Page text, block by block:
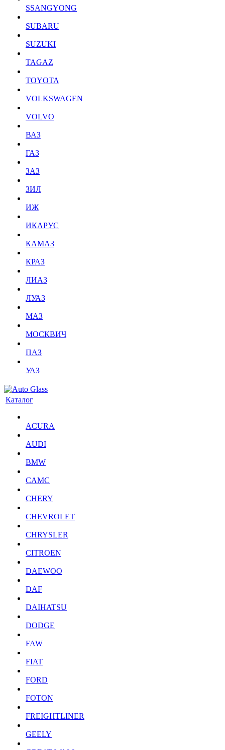
SSANGYONG
SUBARU
SUZUKI
TAGAZ
TOYOTA
VOLKSWAGEN
VOLVO
ВАЗ
ГАЗ
ЗАЗ
ЗИЛ
ИЖ
ИКАРУС
КАМАЗ
КРАЗ
ЛИАЗ
ЛУАЗ
МАЗ
МОСКВИЧ
ПАЗ
УАЗ
Каталог
ACURA
AUDI
BMW
CAMC
CHERY
CHEVROLET
CHRYSLER
CITROEN
DAEWOO
DAF
DAIHATSU
DODGE
FAW
FIAT
FORD
FOTON
FREIGHTLINER
GEELY